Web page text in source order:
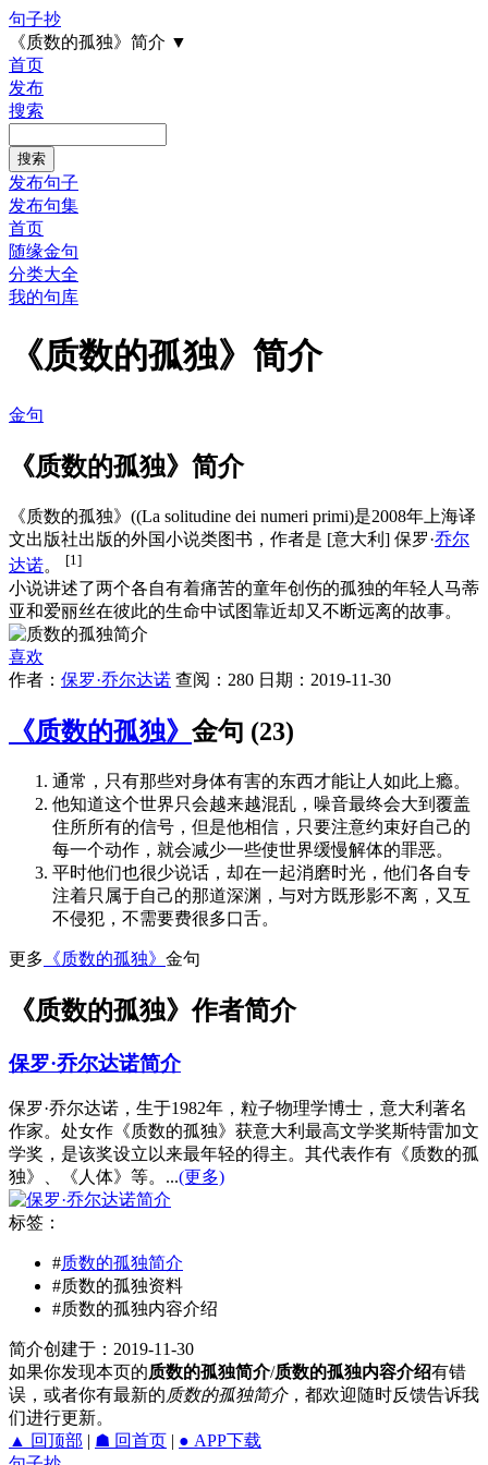
句子抄
《质数的孤独》简介 ▼
首页
发布
搜索
发布句子
发布句集
首页
随缘金句
分类大全
我的句库
《质数的孤独》简介
金句
《质数的孤独》简介
《质数的孤独》((La solitudine dei numeri primi)是2008年上海译
文出版社出版的外国小说类图书，作者是 [意大利] 保罗·乔尔
达诺。 [1]
小说讲述了两个各自有着痛苦的童年创伤的孤独的年轻人马蒂
亚和爱丽丝在彼此的生命中试图靠近却又不断远离的故事。
喜欢
作者： 保罗·乔尔达诺 查阅：280 日期：2019-11-30
《质数的孤独》 金句 (23)
通常，只有那些对身体有害的东西才能让人如此上瘾。
他知道这个世界只会越来越混乱，噪音最终会大到覆盖
住所所有的信号，但是他相信，只要注意约束好自己的
每一个动作，就会减少一些使世界缓慢解体的罪恶。
平时他们也很少说话，却在一起消磨时光，他们各自专
注着只属于自己的那道深渊，与对方既形影不离，又互
不侵犯，不需要费很多口舌。
更多 《质数的孤独》 金句
《质数的孤独》作者简介
保罗·乔尔达诺简介
保罗·乔尔达诺，生于1982年，粒子物理学博士，意大利著名
作家。处女作《质数的孤独》获意大利最高文学奖斯特雷加文
学奖，是该奖设立以来最年轻的得主。其代表作有《质数的孤
独》、《人体》等。...(更多)
标签：
#质数的孤独简介
#质数的孤独资料
#质数的孤独内容介绍
简介创建于：2019-11-30
如果你发现本页的质数的孤独简介/质数的孤独内容介绍有错
误，或者你有最新的质数的孤独简介，都欢迎随时反馈告诉我
们进行更新。
▲ 回顶部 | ☗ 回首页 | ● APP下载